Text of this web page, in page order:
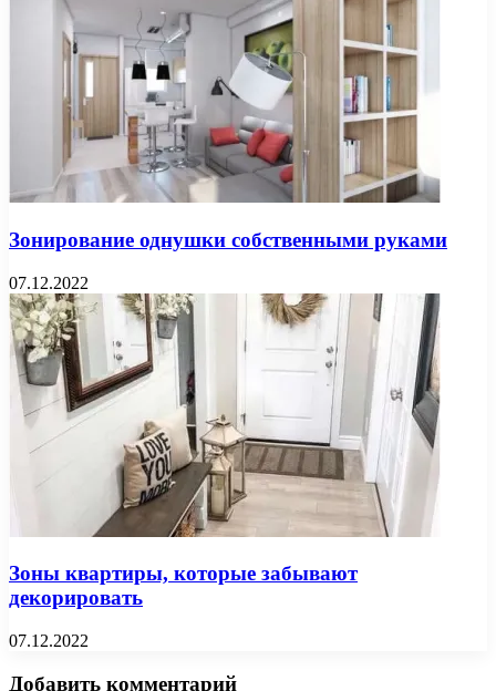
Зонирование однушки собственными руками
07.12.2022
Зоны квартиры, которые забывают
декорировать
07.12.2022
Добавить комментарий